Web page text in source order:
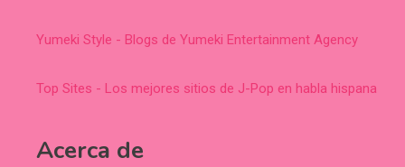
Yumeki Style - Blogs de Yumeki Entertainment Agency
Top Sites - Los mejores sitios de J-Pop en habla hispana
Acerca de